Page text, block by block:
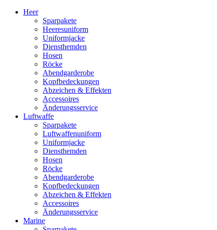
Heer
Sparpakete
Heeresuniform
Uniformjacke
Diensthemden
Hosen
Röcke
Abendgarderobe
Kopfbedeckungen
Abzeichen & Effekten
Accessoires
Änderungsservice
Luftwaffe
Sparpakete
Luftwaffenuniform
Uniformjacke
Diensthemden
Hosen
Röcke
Abendgarderobe
Kopfbedeckungen
Abzeichen & Effekten
Accessoires
Änderungsservice
Marine